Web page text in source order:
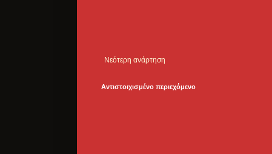
Νεότερη ανάρτηση
Αντιστοιχισμένο περιεχόμενο